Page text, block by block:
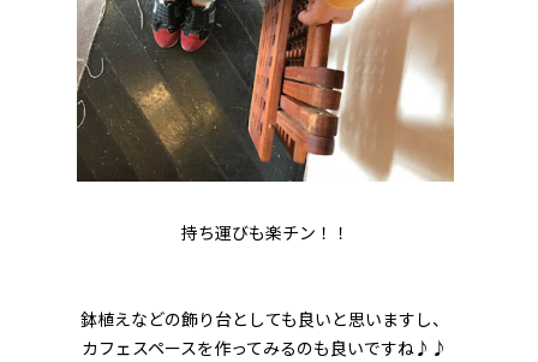
持ち運びも楽チン！！
鉢植えなどの飾り台としても良いと思いますし、
カフェスペースを作ってみるのも良いですね♪♪